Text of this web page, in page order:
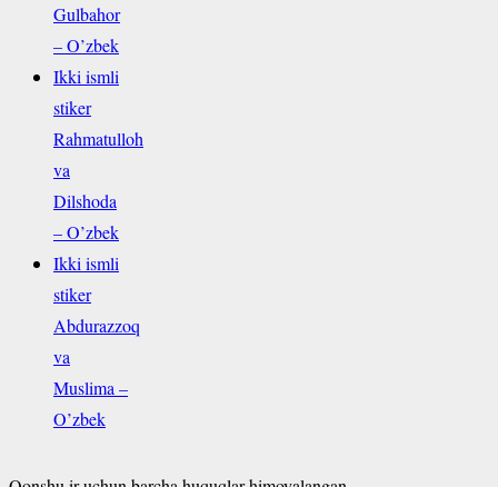
Gulbahor
– O’zbek
Ikki ismli
stiker
Rahmatulloh
va
Dilshoda
– O’zbek
Ikki ismli
stiker
Abdurazzoq
va
Muslima –
O’zbek